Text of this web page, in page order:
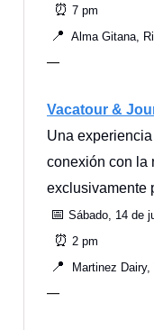
⏰ 7 pm
📍 Alma Gitana,
—
Vacatour &
Una
conexión con la
exclusivamente
📅 Sábado, 14 de
⏰ 2 pm
📍 Martinez Dairy,
—